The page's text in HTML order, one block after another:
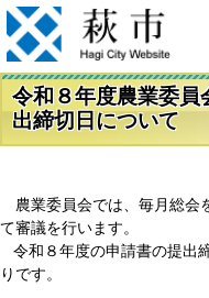
令和８年度農業委員
出締切日について
農業委員会では、毎月総会
て審議を行います。
令和８年度の申請書の提出
りです。